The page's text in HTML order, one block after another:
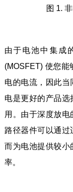
图 1.
由于电池中集成
(MOSFET) 使您
电的电流，因此
电是更好的产品
用。由于深度放
路径器件可以通
而为电池提供较小
率。